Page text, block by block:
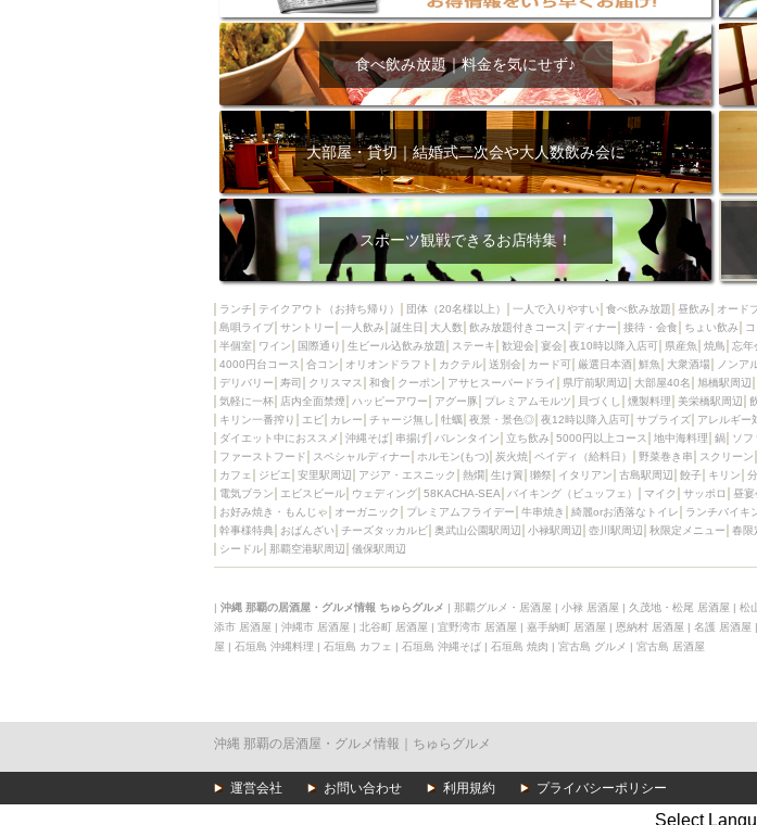
食べ飲み放題｜料金を気にせず♪
大部屋・貸切｜結婚式二次会や大人数飲み会に
スポーツ観戦できるお店特集！
ランチ テイクアウト（お持ち帰り） 団体（20名様以上） 一人で入りやすい 食べ飲み放題 昼飲み オード
島唄ライブ サントリー 一人飲み 誕生日 大人数 飲み放題付きコース ディナー 接待・会食 ちょい飲み
半個室
ワイン 国際通り 生ビール込飲み放題 ステーキ 歓迎会 宴会 夜10時以降入店可 県産魚 焼鳥 忘年
4000円台コース
合コン オリオンドラフト カクテル 送別会 カード可 厳選日本酒 鮮魚 大衆酒場 ノンア
デリバリー
寿司 クリスマス 和食 クーポン アサヒスーパードライ 県庁前駅周辺 大部屋40名 旭橋駅周辺
気軽に一杯
店内全面禁煙 ハッピーアワー アグー豚 プレミアムモルツ 貝づくし 燻製料理 美栄橋駅周辺
キリン一番搾り
エビ カレー チャージ無し 牡蠣 夜景・景色◎ 夜12時以降入店可 サプライズ アレルギー
ダイエット中におススメ
沖縄そば 串揚げ バレンタイン 立ち飲み 5000円以上コース 地中海料理 鍋 ソフ
ファーストフード
スペシャルディナー ホルモン(もつ) 炭火焼 ペイディ（給料日） 野菜巻き串 スクリーン
カフェ
ジビエ 安里駅周辺 アジア・エスニック 熱燗 生け簀 獺祭 イタリアン 古島駅周辺 餃子 キリン
電気ブラン
エビスビール ウェディング 58KACHA-SEA バイキング（ビュッフェ） マイク サッポロ 昼宴
お好み焼き・もんじゃ
オーガニック プレミアムフライデー 牛串焼き 綺麗orお洒落なトイレ ランチバイキ
幹事様特典
おばんざい チーズタッカルビ 奥武山公園駅周辺 小禄駅周辺 壺川駅周辺 秋限定メニュー 春限
シードル 那覇空港駅周辺 儀保駅周辺
| 沖縄 那覇の居酒屋・グルメ情報 ちゅらグルメ | 那覇グルメ・居酒屋 | 小禄 居酒屋 | 久茂地・松尾 居酒屋 | 松
添市 居酒屋 | 沖縄市 居酒屋 | 北谷町 居酒屋 | 宜野湾市 居酒屋 | 嘉手納町 居酒屋 | 恩納村 居酒屋 | 名護 居酒屋 |
屋 | 石垣島 沖縄料理 | 石垣島 カフェ | 石垣島 沖縄そば | 石垣島 焼肉 | 宮古島 グルメ | 宮古島 居酒屋
沖縄 那覇の居酒屋・グルメ情報｜ちゅらグルメ
運営会社 お問い合わせ 利用規約 プライバシーポリシー
Select